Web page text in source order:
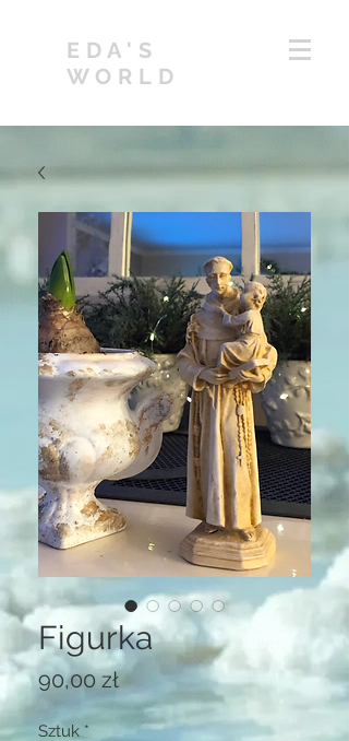
EDA'S
WORLD
Figurka
90,00 złCena
Sztuk *